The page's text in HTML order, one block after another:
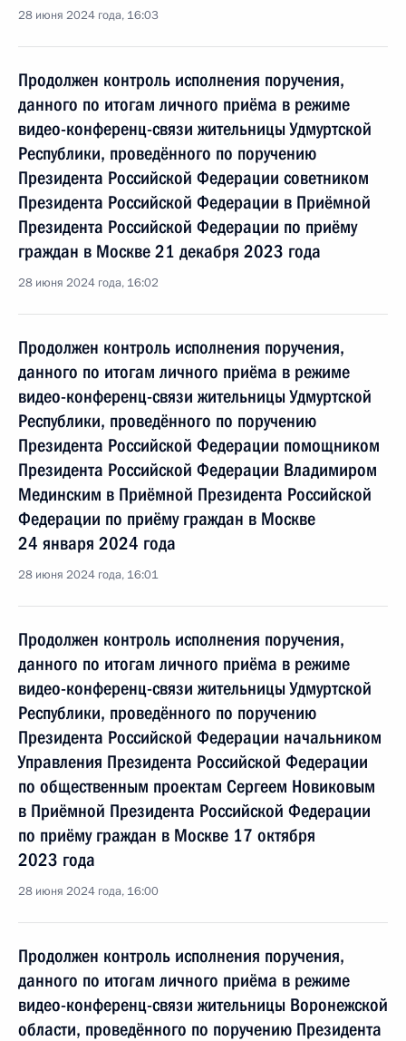
28 июня 2024 года, 16:03
Продолжен контроль исполнения поручения,
данного по итогам личного приёма в режиме
видео-конференц-связи жительницы Удмуртской
Республики, проведённого по поручению
Президента Российской Федерации советником
Президента Российской Федерации в Приёмной
Президента Российской Федерации по приёму
граждан в Москве 21 декабря 2023 года
28 июня 2024 года, 16:02
Продолжен контроль исполнения поручения,
данного по итогам личного приёма в режиме
видео-конференц-связи жительницы Удмуртской
Республики, проведённого по поручению
Президента Российской Федерации помощником
Президента Российской Федерации Владимиром
Мединским в Приёмной Президента Российской
Федерации по приёму граждан в Москве
24 января 2024 года
28 июня 2024 года, 16:01
Продолжен контроль исполнения поручения,
данного по итогам личного приёма в режиме
видео-конференц-связи жительницы Удмуртской
Республики, проведённого по поручению
Президента Российской Федерации начальником
Управления Президента Российской Федерации
по общественным проектам Сергеем Новиковым
в Приёмной Президента Российской Федерации
по приёму граждан в Москве 17 октября
2023 года
28 июня 2024 года, 16:00
Продолжен контроль исполнения поручения,
данного по итогам личного приёма в режиме
видео-конференц-связи жительницы Воронежской
области, проведённого по поручению Президента